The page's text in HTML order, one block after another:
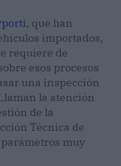
, que han
importados,
requiere de
esos procesos
una inspección
la atención
de la
Técnica de
muy